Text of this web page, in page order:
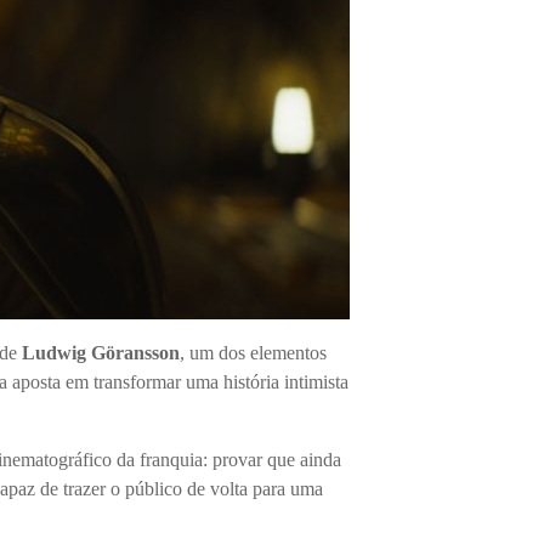
Ludwig Göransson, um dos elementos
aposta em transformar uma história intimista
da franquia: provar que ainda
de trazer o público de volta para uma